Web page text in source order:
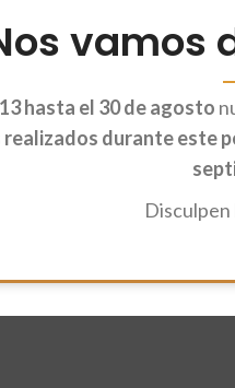
vamos
13 hasta el 30 de agosto
realizados durante este
Disculpen